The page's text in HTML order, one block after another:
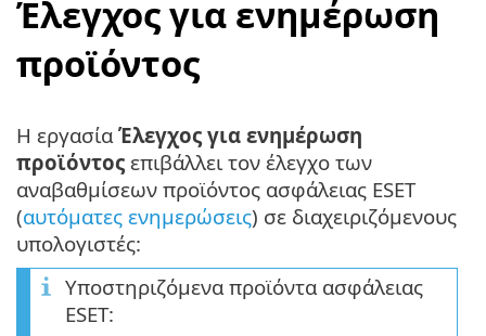
Έλεγχος για ενημέρωση
προϊόντος
Η εργασία Έλεγχος για ενημέρωση
προϊόντος επιβάλλει τον έλεγχο των
αναβαθμίσεων προϊόντος ασφάλειας ESET
(αυτόματες ενημερώσεις) σε διαχειριζόμενους
υπολογιστές:
Υποστηριζόμενα προϊόντα ασφάλειας
ESET: